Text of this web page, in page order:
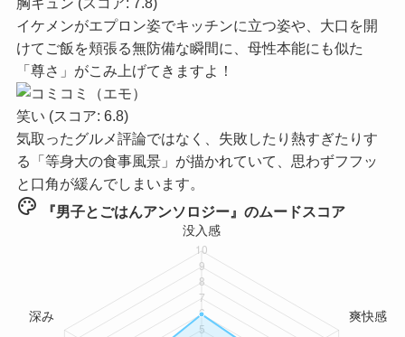
イケメンがエプロン姿でキッチンに立つ姿や、大口を開
けてご飯を頬張る無防備な瞬間に、母性本能にも似た
「尊さ」がこみ上げてきますよ！
笑い (スコア: 6.8)
気取ったグルメ評論ではなく、失敗したり熱すぎたりす
る「等身大の食事風景」が描かれていて、思わずフフッ
と口角が緩んでしまいます。
palette 『男子とごはんアンソロジー』のムードスコア